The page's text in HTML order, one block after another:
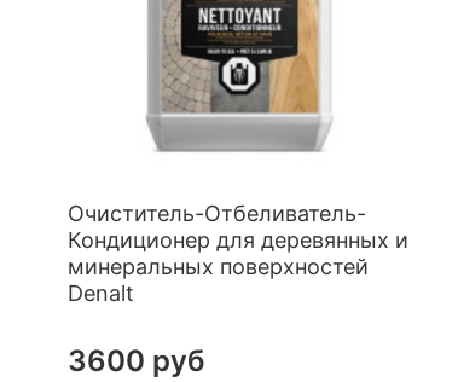
Очиститель-Отбеливатель-
Кондиционер для деревянных и
минеральных поверхностей
Denalt
3600 руб